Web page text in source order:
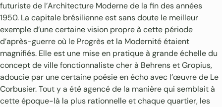
futuriste de l’Architecture Moderne de la fin des années
1950. La capitale brésilienne est sans doute le meilleur
exemple d’une certaine vision propre à cette période
d’après-guerre où le Progrès et la Modernité étaient
magnifiés. Elle est une mise en pratique à grande échelle du
concept de ville fonctionnaliste cher à Behrens et Gropius,
adoucie par une certaine poésie en écho avec l’œuvre de Le
Corbusier. Tout y a été agencé de la manière qui semblait à
cette époque-là la plus rationnelle et chaque quartier, les